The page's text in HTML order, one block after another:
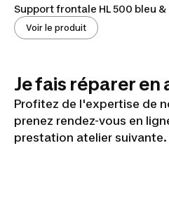
Support frontale HL 500 bleu &
Voir le produit
Je fais réparer en
Profitez de l'expertise de
prenez rendez-vous en
prestation atelier suivante.